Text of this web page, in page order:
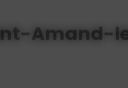
Amand-